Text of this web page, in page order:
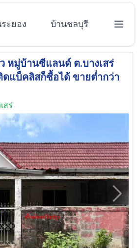
ะยอง บ้านชลบุรี
หมู่บ้านซีแลนด์ ต.บางเสร่
แบ็คลิสก็ซื้อได้ ขายต่ำกว่า
สร่
Next